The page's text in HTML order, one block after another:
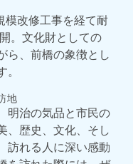
模改修工事を経て耐
。文化財としての
ら、前橋の象徴とし
地
明治の気品と市民の
、歴史、文化、そし
訪れる人に深い感動